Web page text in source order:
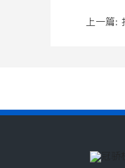
上一篇: